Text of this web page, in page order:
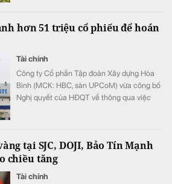
hơn 51 triệu cổ phiếu để hoán
Tài chính
Công ty Cổ phần Tập đoàn Xây dựng Hòa
Bình (MCK: HBC, sàn UPCoM) vừa công bố
Nghị quyết của HĐQT về thông qua việc
tại SJC, DOJI, Bảo Tín Mạnh
chiều tăng
Tài chính